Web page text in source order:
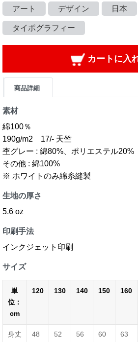
アート デザイン 日本
タイポグラフィー
カートに入
商品詳細
素材
綿100％
190g/m2 17/- 天竺
杢グレー : 綿80%、ポリエステル20%
その他 : 綿100%
※ ホワイトのみ綿糸縫製
生地の厚さ
5.6 oz
印刷手法
インクジェット印刷
サイズ
単
位：
cm
120 130 140 150 160
身丈 48 52 56 60 63